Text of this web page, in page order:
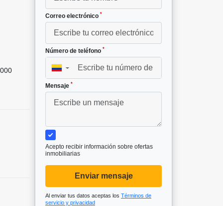
Correo electrónico *
Número de teléfono *
▼
Mensaje *
Acepto recibir información sobre ofertas
inmobiliarias
Enviar mensaje
Al enviar tus datos aceptas los Términos de
servicio y privacidad